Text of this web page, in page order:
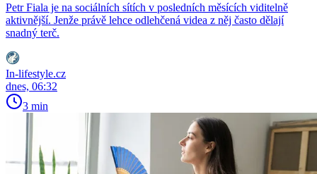
Petr Fiala je na sociálních sítích v posledních měsících viditelně
aktivnější. Jenže právě lehce odlehčená videa z něj často dělají
snadný terč.
In-lifestyle.cz
dnes, 06:32
3 min